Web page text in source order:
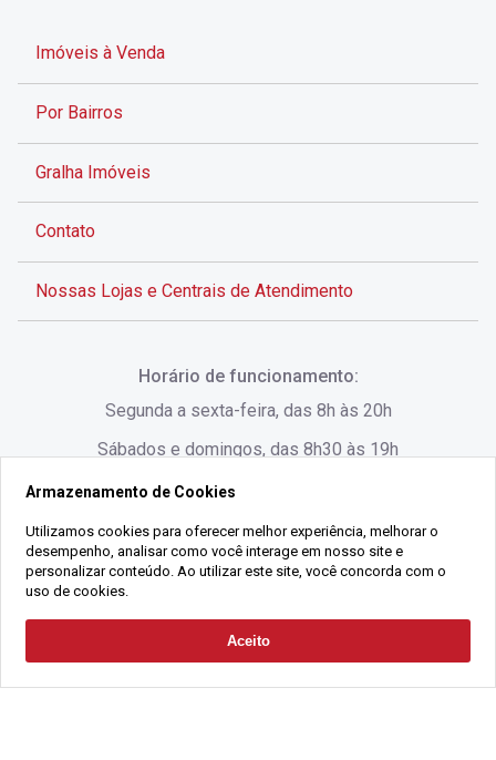
Solicitar Contato
Imóveis à Venda
Por Bairros
Gralha Imóveis
Contato
Nossas Lojas e Centrais de Atendimento
Rua Lauro Linhares, 1080 - Trindade, Florianópolis -
SC
(48) 3220-1045
Alameda César Nascimento, 549, Salas 1, 2 e 3 -
Jurerê, - Florianópolis - SC
Horário de funcionamento:
Segunda a sexta-feira, das 8h às 20h
Sábados e domingos, das 8h30 às 19h
2021 Copyright - Gralha Imóveis CRECI 008060/O - Todos os direitos
CNPJ:18.091.083/0001-37
Armazenamento de Cookies
Utilizamos cookies para oferecer melhor experiência, melhorar o
desempenho, analisar como você interage em nosso site e
personalizar conteúdo. Ao utilizar este site, você concorda com o
uso de cookies.
Aceito